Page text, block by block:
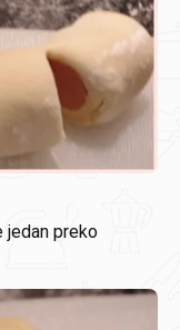
jedan preko